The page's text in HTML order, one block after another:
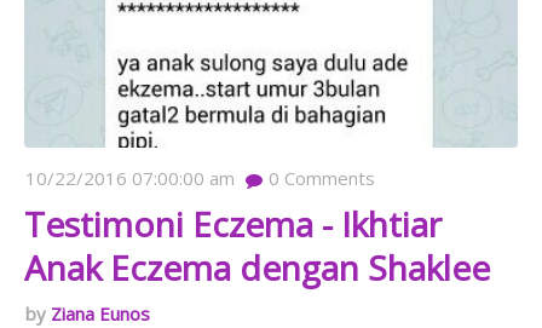
10/22/2016 07:00:00 am 0 Comments
Testimoni Eczema - Ikhtiar
Anak Eczema dengan Shaklee
Ziana Eunos